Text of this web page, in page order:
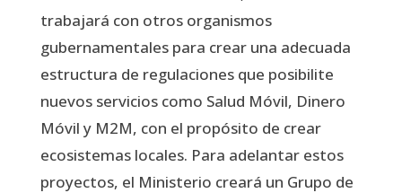
trabajará con otros organismos
gubernamentales para crear una adecuada
estructura de regulaciones que posibilite
nuevos servicios como Salud Móvil, Dinero
Móvil y M2M, con el propósito de crear
ecosistemas locales. Para adelantar estos
proyectos, el Ministerio creará un Grupo de